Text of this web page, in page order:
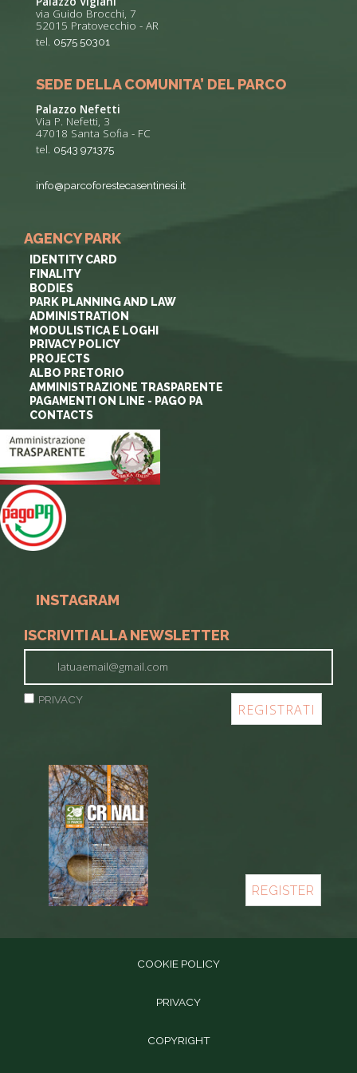
via Guido Brocchi, 7
52015 Pratovecchio - AR
tel. 0575 50301
SEDE DELLA COMUNITA’ DEL PARCO
Palazzo Nefetti
Via P. Nefetti, 3
47018 Santa Sofia - FC
tel. 0543 971375
info@parcoforestecasentinesi.it
AGENCY PARK
IDENTITY CARD
FINALITY
BODIES
PARK PLANNING AND LAW
ADMINISTRATION
MODULISTICA E LOGHI
PRIVACY POLICY
PROJECTS
ALBO PRETORIO
AMMINISTRAZIONE TRASPARENTE
PAGAMENTI ON LINE - PAGO PA
CONTACTS
INSTAGRAM
ISCRIVITI ALLA NEWSLETTER
PRIVACY
REGISTER
COOKIE POLICY
PRIVACY
COPYRIGHT